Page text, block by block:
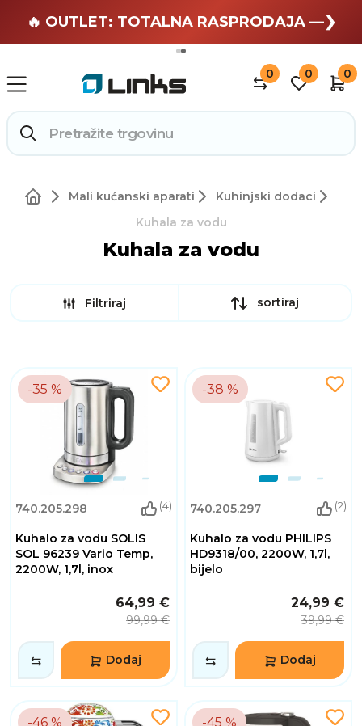
🏄 Zaslužuješ odmor —❯
🔥 OUTLET: TOTALNA RASPRODAJA —❯
0 0 0
Mali kućanski aparati
Kuhinjski dodaci
Kuhala za vodu
Kuhala za vodu
Filtriraj sortiraj
-35 %
740.205.298 (4)
Kuhalo za vodu SOLIS
SOL 96239 Vario Temp,
2200W, 1,7l, inox
64,99 €
99,99 €
Dodaj
-38 %
740.205.297 (2)
Kuhalo za vodu PHILIPS
HD9318/00, 2200W, 1,7l,
bijelo
24,99 €
39,99 €
Dodaj
-46 % -45 %